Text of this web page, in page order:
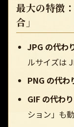
最大の特徴
合」
JPG の代わ
ルサイズは
PNG の代わ
GIF の代わり
ション」も